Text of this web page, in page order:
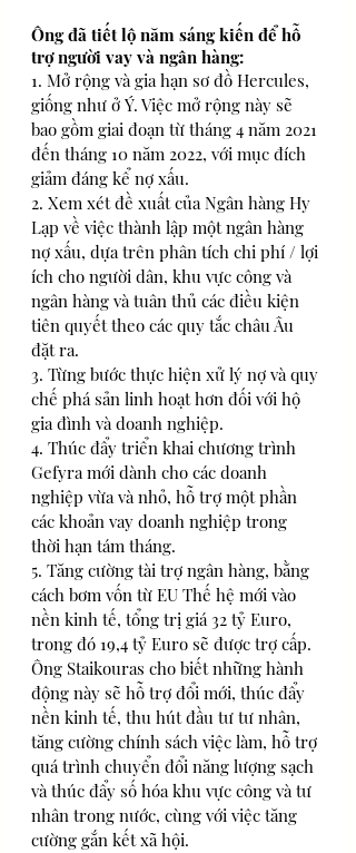
Ông đã tiết lộ năm sáng kiến ​​để hỗ
trợ người vay và ngân hàng:
1. Mở rộng và gia hạn sơ đồ Hercules,
giống như ở Ý. Việc mở rộng này sẽ
bao gồm giai đoạn từ tháng 4 năm 2021
đến tháng 10 năm 2022, với mục đích
giảm đáng kể nợ xấu.
2. Xem xét đề xuất của Ngân hàng Hy
Lạp về việc thành lập một ngân hàng
nợ xấu, dựa trên phân tích chi phí / lợi
ích cho người dân, khu vực công và
ngân hàng và tuân thủ các điều kiện
tiên quyết theo các quy tắc châu Âu
đặt ra.
3. Từng bước thực hiện xử lý nợ và quy
chế phá sản linh hoạt hơn đối với hộ
gia đình và doanh nghiệp.
4. Thúc đẩy triển khai chương trình
Gefyra mới dành cho các doanh
nghiệp vừa và nhỏ, hỗ trợ một phần
các khoản vay doanh nghiệp trong
thời hạn tám tháng.
5. Tăng cường tài trợ ngân hàng, bằng
cách bơm vốn từ EU Thế hệ mới vào
nền kinh tế, tổng trị giá 32 tỷ Euro,
trong đó 19,4 tỷ Euro sẽ được trợ cấp.
Ông Staikouras cho biết những hành
động này sẽ hỗ trợ đổi mới, thúc đẩy
nền kinh tế, thu hút đầu tư tư nhân,
tăng cường chính sách việc làm, hỗ trợ
quá trình chuyển đổi năng lượng sạch
và thúc đẩy số hóa khu vực công và tư
nhân trong nước, cùng với việc tăng
cường gắn kết xã hội.